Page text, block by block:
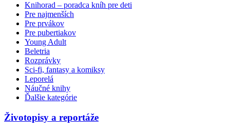
Knihorad – poradca kníh pre deti
Pre najmenších
Pre prvákov
Pre pubertiakov
Young Adult
Beletria
Rozprávky
Sci-fi, fantasy a komiksy
Leporelá
Náučné knihy
Ďalšie kategórie
Životopisy a reportáže